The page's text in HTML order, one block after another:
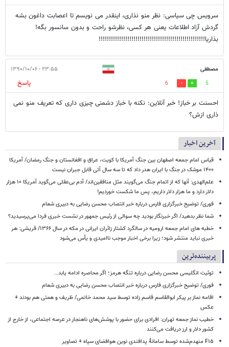
سرویس چی سیاسی: نظر منو نذاری، اینقدر می نویسم تا اعصابت داغون بشه
گردش آزاد اطلاعات یعنی هر کسی، نظرشو راحت و بدون سانسور بگه!
بذاریا!!!!!!!!!!!!!!!!!!!!!!!!!!!!!!!!!!!!!!!!!!!!!!!!!!!!
مصطفی ۲۳:۵۵ - ۱۳۹۰/۱۰/۰۶
5
6
پاسخ
احسنت بر خباز! خبر آنلاین: نکنه با خباز دشمنی چیزی داری که تعریف منو نمی
ذاری ازش؟
آخرین اخبار
قیاس امام جمعه اصفهان بین جنگ آمریکا با کویت، عراق و افغانستان و جنگ رمضان/ آمریکا
۱۴۰۰ موشک در جنگ با ایران هدر داد که تا سه سال آتی قابل جبران نیست
علم‌الهدی: آنها که از اتمام جنگ می‌گویند مثل منافقین‌اند/ آدم بی‌عقلی می‌گوید آمریکا ۱۰ هزار
دلار دارد و ما هزار دلار داریم، پس ما شکست خوردیم!
فوری/ توضیح خبرگزاری فارس درباره خبر انتصاب محسن رضایی به دبیری شعام
شما نظر بدهید/ اگر خبرنگار بودید چه سوالی از رئیس جمهور در نشست خبری فردا می‌پرسیدید؟
خطبه های امام جمعه ارومیه در سالگرد کشتار زائران ایرانی در مکه در سال ۱۳۶۶/ قریشی: هر
خبری نباید منتشر شود؛ زیرا برخی اخبار موجب ناامیدی و یأس می‌شود
پربیننده‌ترین
توئیت انگلیسی محسن رضایی درباره تنگه هرمز؛ اگر محاصره ادامه یابد...
فوری/ توضیح خبرگزاری فارس درباره خبر انتصاب محسن رضایی به دبیری شعام
اقامه نماز بر پیکر ابوالقاسم قاسم زاده توسط سید محمد خاتمی/ ظریف و همتی هم بودند +
عکس
خطیب نماز جمعه تهران: افرادی برای حضور با پوشش‌های ناهنجار در عرصه اجتماعی، از خارج از
کشور دلار و ارز دریافت می‌کنند
F۱۵ منهدم‌شده توسط سامانۀ پدافندی نوین هوافضای سپاه + تصاویر